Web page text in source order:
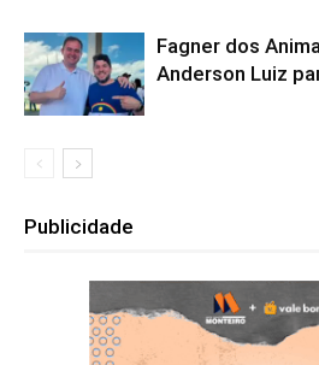
Fagner dos
Anderson Luiz
Publicidade